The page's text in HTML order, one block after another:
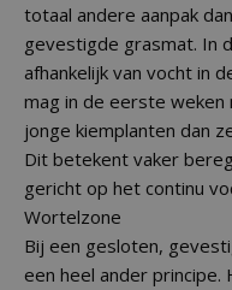
totaal andere aanpak
gevestigde grasmat. In
afhankelijk van vocht in
mag in de eerste weken
jonge kiemplanten dan
Dit betekent vaker
gericht op het continu
Wortelzone
Bij een gesloten,
een heel ander